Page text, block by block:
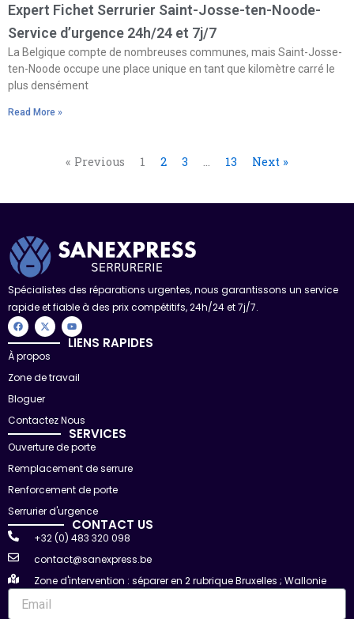
Expert Fichet Serrurier Saint-Josse-ten-Noode-
Service d’urgence 24h/24 et 7j/7
La Belgique compte de nombreuses communes, mais Saint-Josse-
ten-Noode occupe une place unique en tant que kilomètre carré le
plus densément
Read More »
« Previous 1 2 3 … 13 Next »
Spécialistes des réparations urgentes, nous garantissons un service
rapide et fiable à des prix compétitifs, 24h/24 et 7j/7.
F
a
c
b
o
X
-
t
i
t
r
Y
o
u
t
e
LIENS RAPIDES
À propos
Zone de travail
Bloguer
Contactez Nous
SERVICES
Ouverture de porte
Remplacement de serrure
Renforcement de porte
Serrurier d'urgence
CONTACT US
+32 (0) 483 320 098
contact@sanexpress.be
Zone d'intervention : séparer en 2 rubrique Bruxelles ; Wallonie